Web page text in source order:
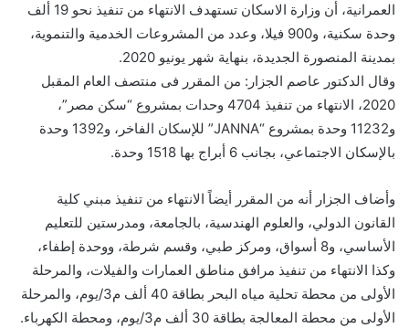
العمرانية، أن وزارة الاسكان تستهدف الانتهاء من تنفيذ نحو 19 ألف
وحدة سكنية، و900 فيلا، وعدد من المشروعات الخدمية والتنموية،
بمدينة المنصورة الجديدة، بنهاية شهر يونيو 2020.
وقال الدكتور عاصم الجزار: من المقرر فى منتصف العام المقبل
2020، الانتهاء من تنفيذ 4704 وحدات بمشروع “سكن مصر”،
و11232 وحدة بمشروع “JANNA” للإسكان الفاخر، و1392 وحدة
بالإسكان الاجتماعي، بجانب 6 أبراج بها 1518 وحدة.
وأضاف الجزار أنه من المقرر أيضاً الانتهاء من تنفيذ مبني كلية
القانون الدولي، والعلوم الهندسية، بالجامعة، ومدرستين للتعليم
الأساسي، و8 أسواق، ومركز طبي، وقسم شرطة، ووحدة إطفاء،
وكذا الانتهاء من تنفيذ مرافق مناطق العمارات والفيلات، والمرحلة
الأولى من محطة تحلية مياه البحر بطاقة 40 ألف م3/يوم، والمرحلة
الأولى من محطة المعالجة بطاقة 30 ألف م3/يوم، ومحطة الكهرباء.